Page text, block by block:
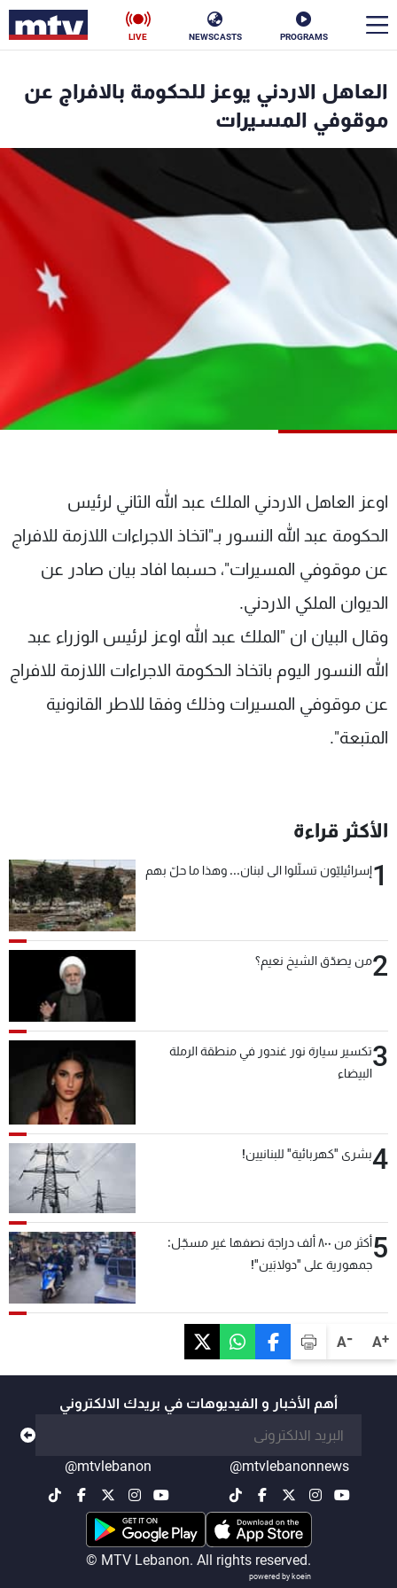
PROGRAMS
NEWSCASTS
LIVE
A+
A-
العاهل الاردني يوعز للحكومة بالافراج عن
موقوفي المسيرات
اوعز العاهل الاردني الملك عبد الله الثاني لرئيس
الحكومة عبد الله النسور بـ"اتخاذ الاجراءات اللازمة للافراج
عن موقوفي المسيرات"، حسبما افاد بيان صادر عن
الديوان الملكي الاردني.
وقال البيان ان "الملك عبد الله اوعز لرئيس الوزراء عبد
الله النسور اليوم باتخاذ الحكومة الاجراءات اللازمة للافراج
عن موقوفي المسيرات وذلك وفقا للاطر القانونية
المتبعة".
الأكثر قراءة
1إسرائيليّون تسلّلوا الى لبنان... وهذا ما حلّ بهم
2من يصدّق الشيخ نعيم؟
3تكسير سيارة نور غندور في منطقة الرملة
البيضاء
4بشرى "كهربائية" للبنانيين!
5
أكثر من ٨٠٠ ألف دراجة نصفها غير مسجّل:
جمهورية على "دولابَين"!
أهم الأخبار و الفيديوهات في بريدك الالكتروني
@mtvlebanonnews
@mtvlebanon
© MTV Lebanon. All rights reserved.
powered by koein
الأخبار
سياسة
إقتصاد
رياضة
البرامج
عن MTV
الإنـتـاج
لاعلاناتكم
وظائف
شروط الإسـتخدام